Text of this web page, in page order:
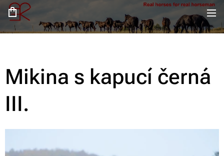
Mikina s kapucí černá
III.